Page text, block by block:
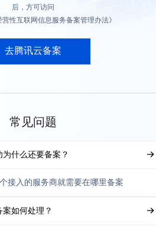
后，方可访问
性互联网信息服务备案管理办法》
去腾讯云备案
常见问题
什么还要备案？
接入的服务商就需要在哪里备案
如何处理？